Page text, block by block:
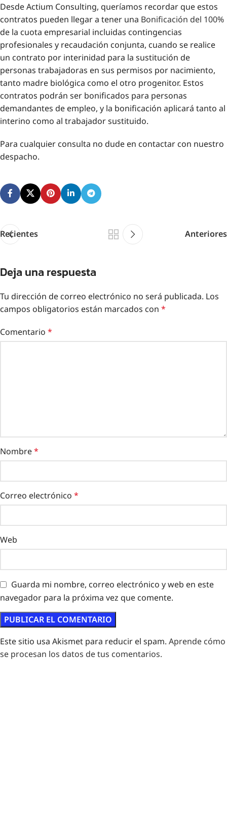
Desde Actium Consulting, queríamos recordar que estos
contratos pueden llegar a tener una Bonificación del 100%
de la cuota empresarial incluidas contingencias
profesionales y recaudación conjunta, cuando se realice
un contrato por interinidad para la sustitución de
personas trabajadoras en sus permisos por nacimiento,
tanto madre biológica como el otro progenitor. Estos
contratos podrán ser bonificados para personas
demandantes de empleo, y la bonificación aplicará tanto al
interino como al trabajador sustituido.
Para cualquier consulta no dude en contactar con nuestro
despacho.
Recientes Anteriores
Deja una respuesta
Tu dirección de correo electrónico no será publicada. Los
campos obligatorios están marcados con *
Comentario *
Nombre*
Correo electrónico *
Web
Guarda mi nombre, correo electrónico y web en este
navegador para la próxima vez que comente.
Este sitio usa Akismet para reducir el spam. Aprende cómo
se procesan los datos de tus comentarios.